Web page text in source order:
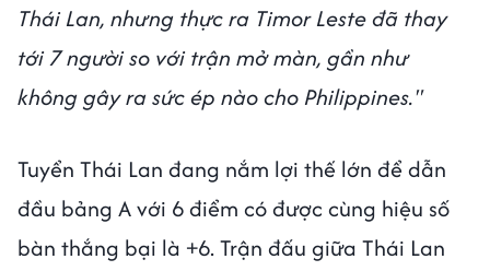
Thái Lan, nhưng thực ra Timor Leste đã thay
tới 7 người so với trận mở màn, gần như
không gây ra sức ép nào cho Philippines."
Tuyển Thái Lan đang nắm lợi thế lớn để dẫn
đầu bảng A với 6 điểm có được cùng hiệu số
bàn thắng bại là +6. Trận đấu giữa Thái Lan